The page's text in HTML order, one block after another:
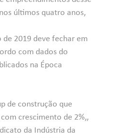
últimos quatro anos,
2019 deve fechar em
com dados do
na Época
de construção que
crescimento de 2%,,
da Indústria da